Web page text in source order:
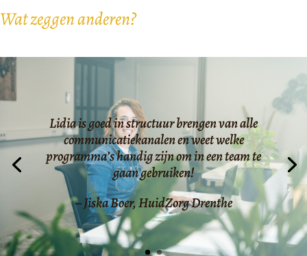
Wat zeggen anderen?
Lidia is goed in structuur brengen van alle
communicatiekanalen en weet welke
programma’s handig zijn om in een team te
gaan gebruiken!
– Jiska Boer, HuidZorg Drenthe